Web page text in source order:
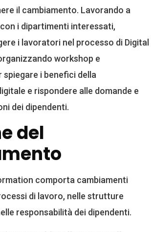
il cambiamento. Lavorando a
i dipartimenti interessati,
i lavoratori nel processo di Digital
workshop e
i benefici della
e rispondere alle domande e
dei dipendenti.
del
comporta cambiamenti
di lavoro, nelle strutture
responsabilità dei dipendenti.